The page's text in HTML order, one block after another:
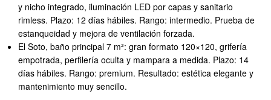
y nicho integrado, iluminación LED por capas y sanitario
rimless. Plazo: 12 días hábiles. Rango: intermedio. Prueba de
estanqueidad y mejora de ventilación forzada.
El Soto, baño principal 7 m²: gran formato 120×120, grifería
empotrada, perfilería oculta y mampara a medida. Plazo: 14
días hábiles. Rango: premium. Resultado: estética elegante y
mantenimiento muy sencillo.